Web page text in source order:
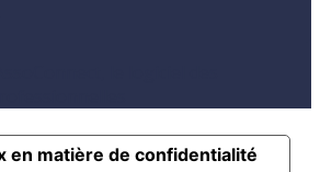
en matière de confidentialité